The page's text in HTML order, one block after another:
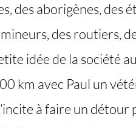
des aborigènes, des
des routiers,
idée de la société
km avec Paul un
à faire un détour